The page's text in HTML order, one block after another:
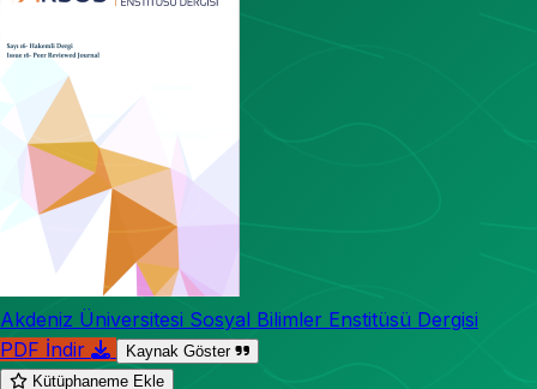
Akdeniz Üniversitesi Sosyal Bilimler Enstitüsü Dergisi
PDF İndir
Kaynak Göster
Kütüphaneme Ekle